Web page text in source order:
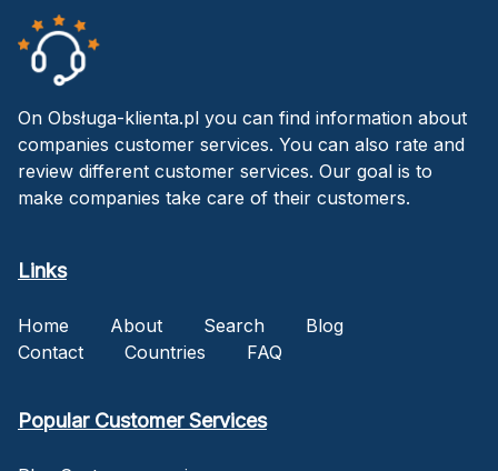
On Obsługa-klienta.pl you can find information about
companies customer services. You can also rate and
review different customer services. Our goal is to
make companies take care of their customers.
Links
Home About Search
Blog
Contact
Countries FAQ
Popular Customer Services